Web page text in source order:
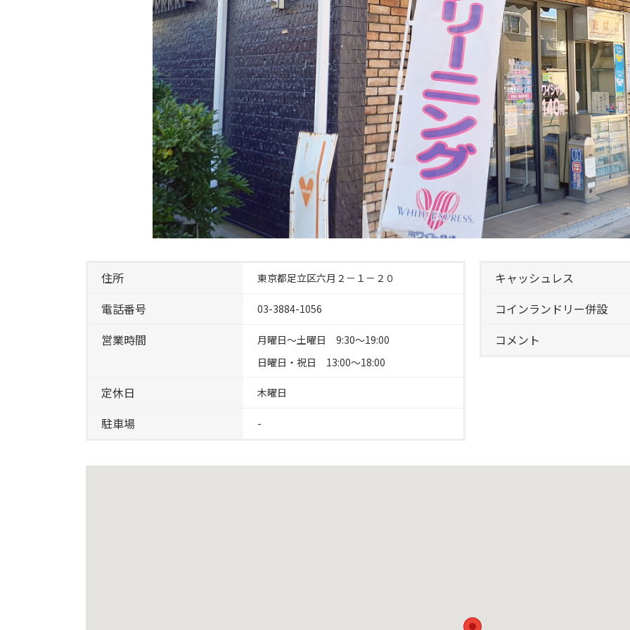
住所 東京都足立区六月２－１－２０
電話番号 03-3884-1056
営業時間
月曜日～土曜日 9:30～19:00
日曜日・祝日 13:00～18:00
定休日 木曜日
駐車場 -
キャッシュレス
コインランドリー併設
コメント